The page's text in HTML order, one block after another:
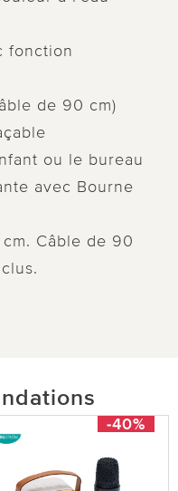
fonction
de 90 cm)
ou le bureau
avec Bourne
Câble de 90
-40%